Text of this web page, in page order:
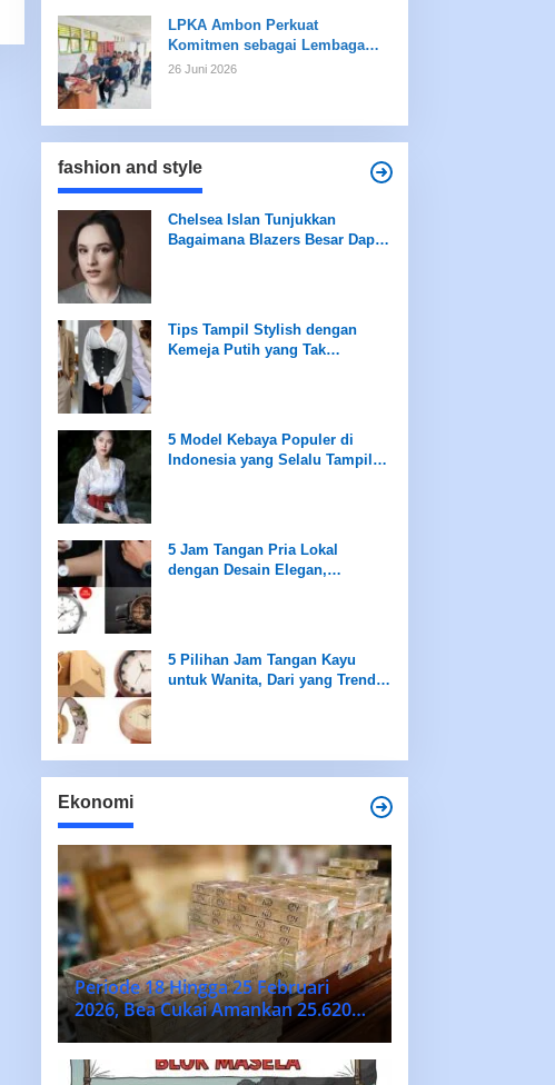
LPKA Ambon Perkuat
Komitmen sebagai Lembaga
Ramah Anak Melalui
26 Juni 2026
fashion and style
Chelsea Islan Tunjukkan
Bagaimana Blazers Besar Dapat
Tips Tampil Stylish dengan
Kemeja Putih yang Tak
5 Model Kebaya Populer di
Indonesia yang Selalu Tampil
5 Jam Tangan Pria Lokal
dengan Desain Elegan,
5 Pilihan Jam Tangan Kayu
untuk Wanita, Dari yang Trendi
Ekonomi
Periode 18 Hingga 25 Februari
2026, Bea Cukai Amankan 25.620
Batang Rokok Ilegal